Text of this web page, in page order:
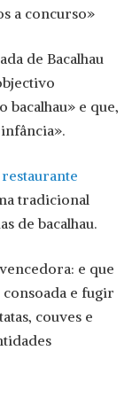
a concurso»
de Bacalhau
bacalhau» e que,
restaurante
tradicional
de bacalhau.
e que
e fugir
couves e